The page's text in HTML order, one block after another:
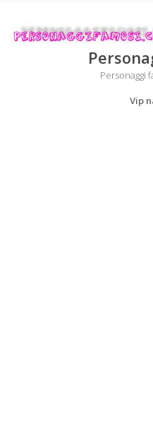
Personaggi
Vip